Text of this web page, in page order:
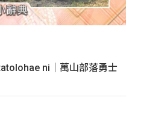
ni｜萬山部落勇士